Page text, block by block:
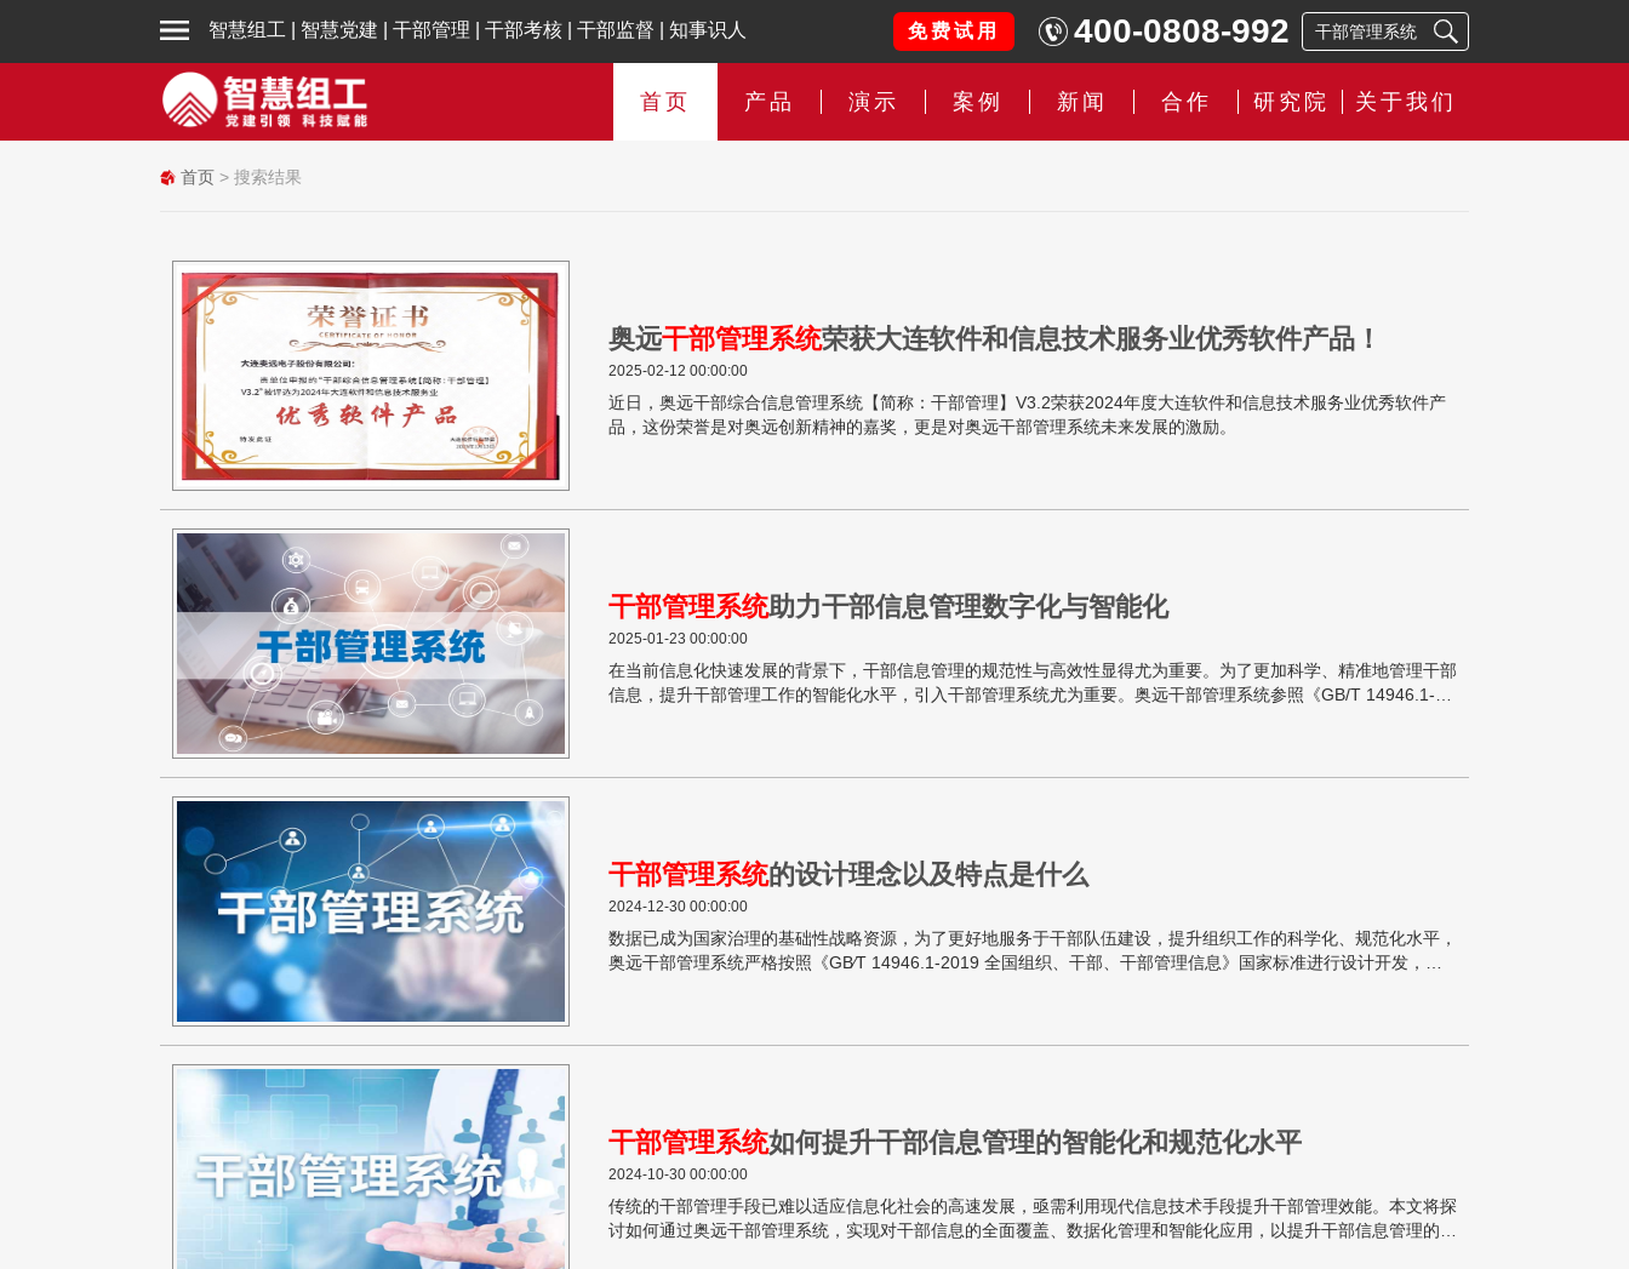
智慧组工 智慧党建 干部管理 干部考核 干部监督 知事识人 免费试用 400-0808-992
首页 产品 演示 案例 新闻 合作 研究院 关于我们
首页 > 搜索结果
奥远干部管理系统荣获大连软件和信息技术服务业优秀软件产品！
2025-02-12 00:00:00
近日，奥远干部综合信息管理系统【简称：干部管理】V3.2荣获2024年度大连软件和信息技术服务业优秀软件产
品，这份荣誉是对奥远创新精神的嘉奖，更是对奥远干部管理系统未来发展的激励。
干部管理系统助力干部信息管理数字化与智能化
2025-01-23 00:00:00
在当前信息化快速发展的背景下，干部信息管理的规范性与高效性显得尤为重要。为了更加科学、精准地管理干部
信息，提升干部管理工作的智能化水平，引入干部管理系统尤为重要。奥远干部管理系统参照《GB/T 14946.1-
干部管理系统的设计理念以及特点是什么
2024-12-30 00:00:00
数据已成为国家治理的基础性战略资源，为了更好地服务于干部队伍建设，提升组织工作的科学化、规范化水平，
奥远干部管理系统严格按照《GB∕T 14946.1-2019 全国组织、干部、干部管理信息》国家标准进行设计开发，旨
干部管理系统如何提升干部信息管理的智能化和规范化水平
2024-10-30 00:00:00
传统的干部管理手段已难以适应信息化社会的高速发展，亟需利用现代信息技术手段提升干部管理效能。本文将探
讨如何通过奥远干部管理系统，实现对干部信息的全面覆盖、数据化管理和智能化应用，以提升干部信息管理的智